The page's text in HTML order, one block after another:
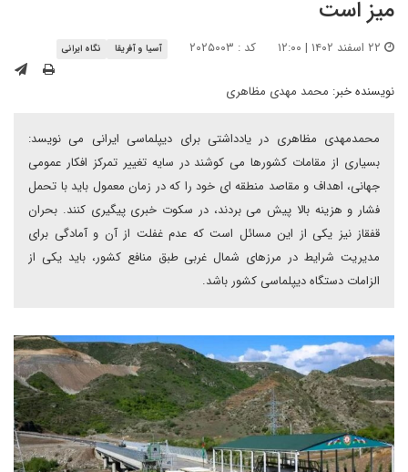
میز است
کد : ۲۰۲۵۰۰۳ آسیا و آفریقا نگاه ایرانی
نویسنده خبر: محمد مهدی مظاهری
محمدمهدی مظاهری در یادداشتی برای دیپلماسی ایرانی می نویسد:
بسیاری از مقامات کشورها می کوشند در سایه تغییر تمرکز افکار عمومی
جهانی، اهداف و مقاصد منطقه ای خود را که در زمان معمول باید با تحمل
فشار و هزینه بالا پیش می بردند، در سکوت خبری پیگیری کنند. بحران
قفقاز نیز یکی از این مسائل است که عدم غفلت از آن و آمادگی برای
مدیریت شرایط در مرزهای شمال غربی طبق منافع کشور، باید یکی از
الزامات دستگاه دیپلماسی کشور باشد.